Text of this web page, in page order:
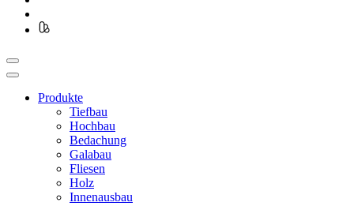
Produkte
Tiefbau
Hochbau
Bedachung
Galabau
Fliesen
Holz
Innenausbau